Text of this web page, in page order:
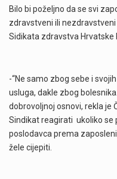
Bilo bi poželjno da se svi
zdravstveni ili
Sidikata zdravstva Hrvatske
-“Ne samo zbog sebe i
usluga, dakle zbog
dobrovoljnoj osnovi, rekla je
Sindikat reagirati ukoliko se
poslodavca prema
žele cijepiti.